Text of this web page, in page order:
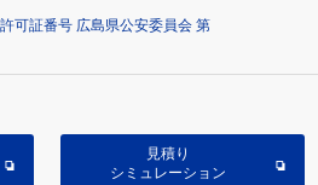
可証番号 広島県公安委員会 第
見積り
シミュレーション